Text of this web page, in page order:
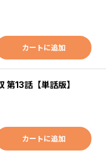
カートに追加
第13話【単話版】
カートに追加